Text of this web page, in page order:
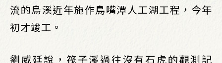
流的烏溪近年施作鳥嘴潭人工湖工程，今年
初才竣工。
劉威廷說，筏子溪過往沒有石虎的觀測記